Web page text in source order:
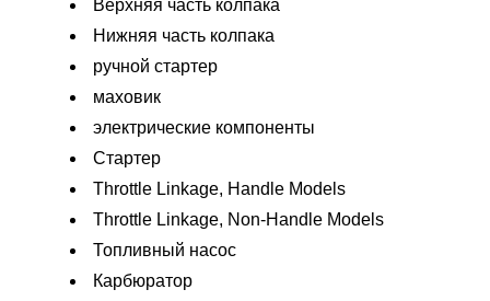
Верхняя часть колпака
Нижняя часть колпака
ручной стартер
маховик
электрические компоненты
Стартер
Throttle Linkage, Handle Models
Throttle Linkage, Non-Handle Models
Топливный насос
Карбюратор